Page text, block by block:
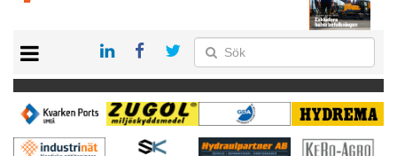
KONTAKT
VÅRA ANDRA MAGASIN
PRENUMERERA